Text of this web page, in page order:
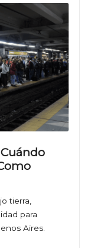
tierra,
para
Aires.